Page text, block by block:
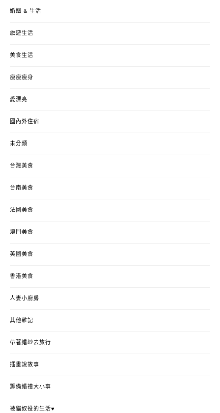
婚姻 & 生活
旅遊生活
美食生活
瘦瘦瘦身
愛漂亮
國內外住宿
未分類
台灣美食
台南美食
法國美食
澳門美食
英國美食
香港美食
人妻小廚房
其他雜記
帶著婚紗去旅行
插畫說故事
籌備婚禮大小事
被貓奴役的生活♥